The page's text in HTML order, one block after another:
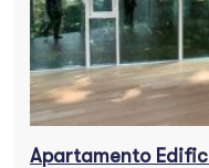
Apartamento